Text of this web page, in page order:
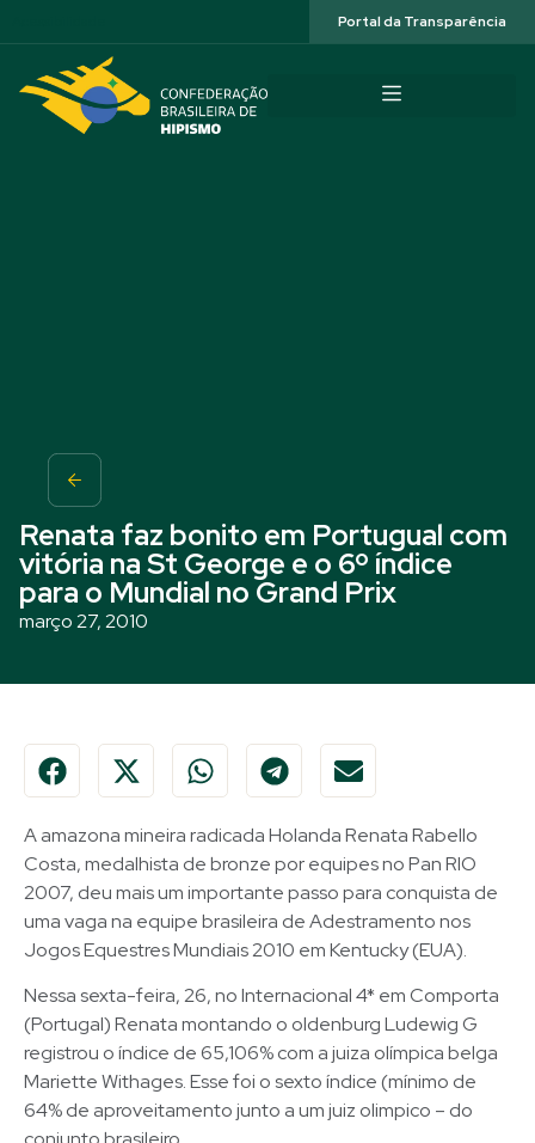
Portal da Transparência
Renata faz bonito em Portugual com
vitória na St George e o 6º índice
para o Mundial no Grand Prix
março 27, 2010
A amazona mineira radicada Holanda Renata Rabello
Costa, medalhista de bronze por equipes no Pan RIO
2007, deu mais um importante passo para conquista de
uma vaga na equipe brasileira de Adestramento nos
Jogos Equestres Mundiais 2010 em Kentucky (EUA).
Nessa sexta-feira, 26, no Internacional 4* em Comporta
(Portugal) Renata montando o oldenburg Ludewig G
registrou o índice de 65,106% com a juiza olímpica belga
Mariette Withages. Esse foi o sexto índice (mínimo de
64% de aproveitamento junto a um juiz olimpico – do